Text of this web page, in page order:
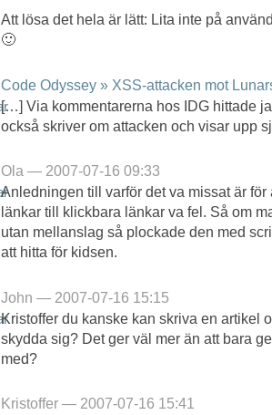
Att lösa det hela är lätt: Lita inte på
🙂
Code Odyssey » XSS-attacken mot
[…] Via kommentarerna hos IDG hittade
också skriver om attacken och visar upp
Ola — 2007-07-16 09:33
Anledningen till varför det va missat är
länkar till klickbara länkar va fel. Så om
utan mellanslag så plockade den med
att hitta för kidsen.
John — 2007-07-16 15:15
Kristoffer du kanske kan skriva en artikel
skydda sig? Det ger väl mer än att bara
med?
Kristoffer — 2007-07-16 15:41